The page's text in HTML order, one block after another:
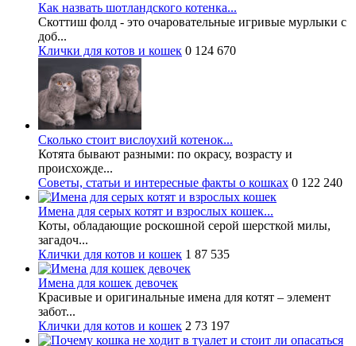
Как назвать шотландского котенка...
Скоттиш фолд - это очаровательные игривые мурлыки с
доб...
Клички для котов и кошек 0 124 670
Сколько стоит вислоухий котенок...
Котята бывают разными: по окрасу, возрасту и
происхожде...
Советы, статьи и интересные факты о кошках 0 122 240
Имена для серых котят и взрослых кошек...
Коты, обладающие роскошной серой шерсткой милы,
загадоч...
Клички для котов и кошек 1 87 535
Имена для кошек девочек
Красивые и оригинальные имена для котят – элемент
забот...
Клички для котов и кошек 2 73 197